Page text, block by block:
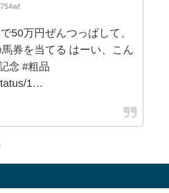
50万円ぜんつっぱして、
券を当てる はーい、こん
念 #粗品
1…